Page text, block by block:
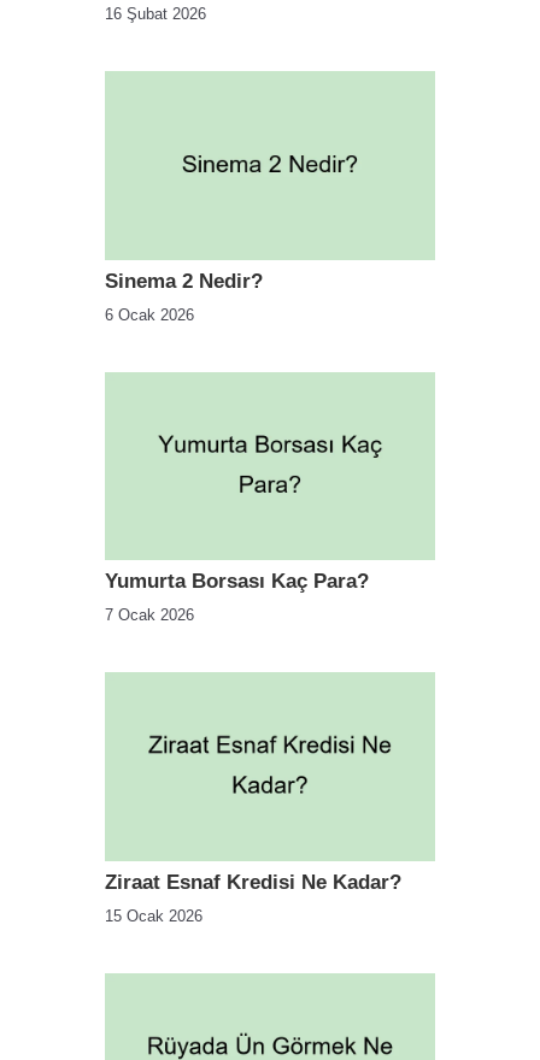
16 Şubat 2026
Sinema 2 Nedir?
6 Ocak 2026
Yumurta Borsası Kaç Para?
7 Ocak 2026
Ziraat Esnaf Kredisi Ne Kadar?
15 Ocak 2026